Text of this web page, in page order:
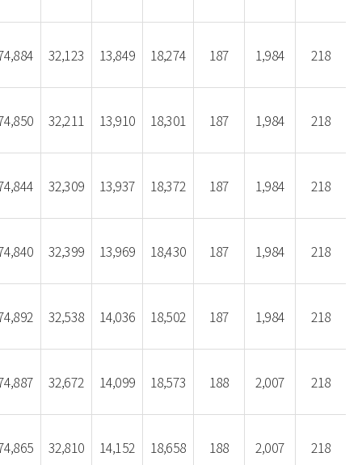
32,123 13,849 18,274 187 1,984 218
32,211 13,910 18,301 187 1,984 218
32,309 13,937 18,372 187 1,984 218
32,399 13,969 18,430 187 1,984 218
32,538 14,036 18,502 187 1,984 218
32,672 14,099 18,573 188 2,007 218
32,810 14,152 18,658 188 2,007 218